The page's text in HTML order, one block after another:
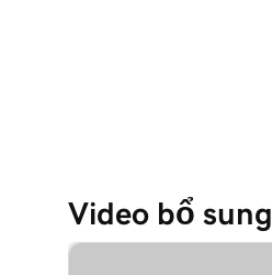
Video bổ sung